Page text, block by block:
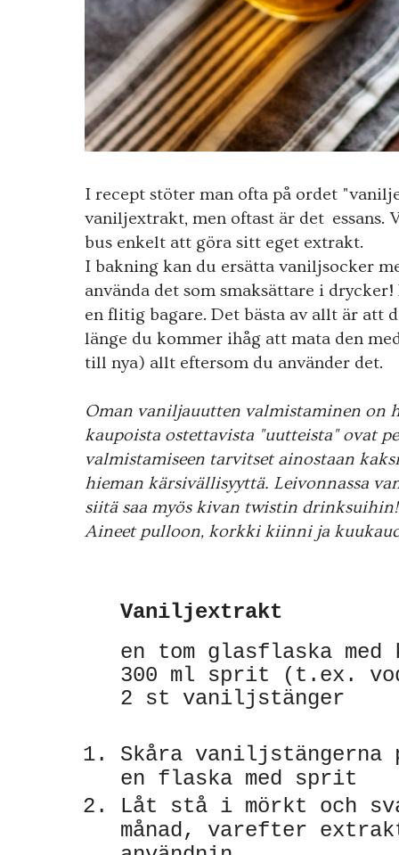
I recept stöter man ofta på ordet
vaniljextrakt, men oftast är det essans.
bus enkelt att göra sitt eget extrakt.
I bakning kan du ersätta vaniljsocker
använda det som smaksättare i
en flitig bagare. Det bästa av allt är att
länge du kommer ihåg att mata den
till nya) allt eftersom du använder det.
Oman vaniljauutten valmistaminen on
kaupoista ostettavista "uutteista" ovat
valmistamiseen tarvitset ainostaan
hieman kärsivällisyyttä. Leivonnassa
siitä saa myös kivan twistin
Aineet pulloon, korkki kiinni ja
Vaniljextrakt
en tom glasflaska
300 ml sprit (t.ex.
2 st vaniljstänger
Skåra vaniljstängerna
en flaska med sprit
Låt stå i mörkt och
månad, varefter